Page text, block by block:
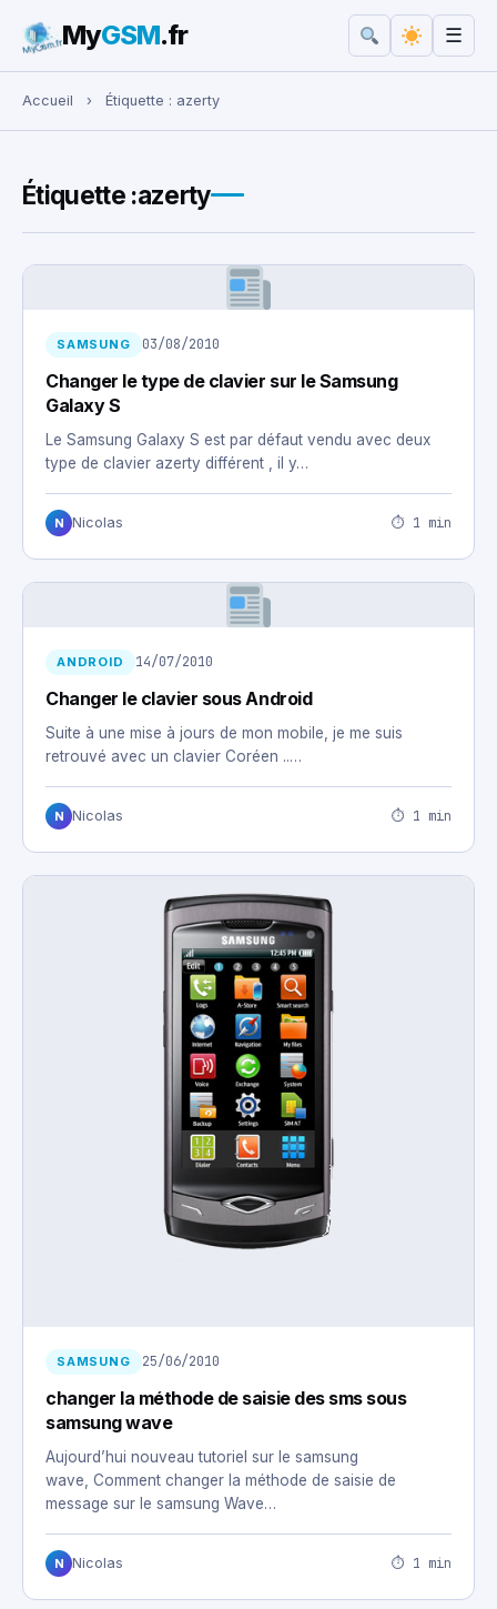
Rechercher :
MyGSM.fr ☰
Accueil › Étiquette : azerty
Étiquette :azerty
SAMSUNG 03/08/2010
Changer le type de clavier sur le Samsung
Galaxy S
Le Samsung Galaxy S est par défaut vendu avec deux
type de clavier azerty différent , il y…
N Nicolas ⏱ 1 min
ANDROID 14/07/2010
Changer le clavier sous Android
Suite à une mise à jours de mon mobile, je me suis
retrouvé avec un clavier Coréen ..…
N Nicolas ⏱ 1 min
SAMSUNG 25/06/2010
changer la méthode de saisie des sms sous
samsung wave
Aujourd’hui nouveau tutoriel sur le samsung
wave, Comment changer la méthode de saisie de
message sur le samsung Wave…
N Nicolas ⏱ 1 min